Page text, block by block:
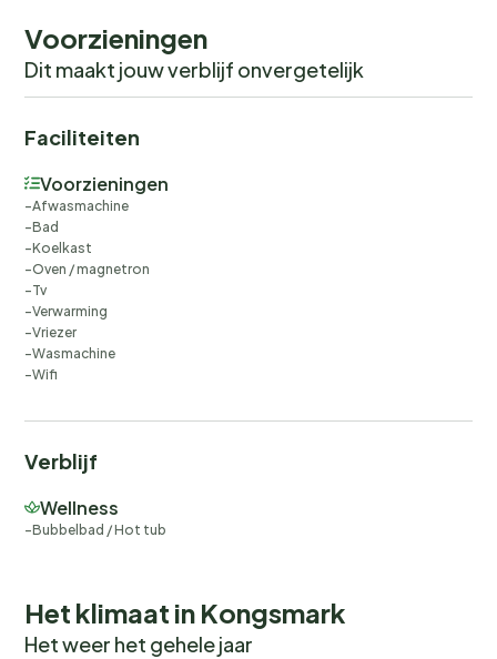
Voorzieningen
Dit maakt jouw verblijf onvergetelijk
Faciliteiten
Voorzieningen
Afwasmachine
Bad
Koelkast
Oven / magnetron
Tv
Verwarming
Vriezer
Wasmachine
Wifi
Verblijf
Wellness
Bubbelbad / Hot tub
Het klimaat in Kongsmark
Het weer het gehele jaar